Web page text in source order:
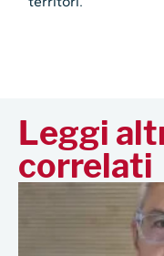
Leggi
correlati